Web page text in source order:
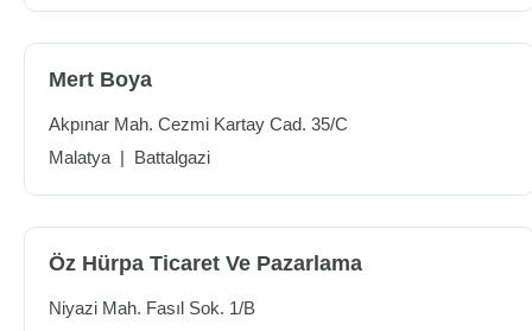
Mert Boya
Akpınar Mah. Cezmi Kartay Cad. 35/C
Malatya | Battalgazi
Öz Hürpa Ticaret Ve Pazarlama
Niyazi Mah. Fasıl Sok. 1/B